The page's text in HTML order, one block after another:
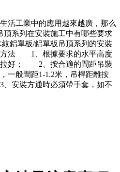
活工業中的應用越來越廣，那么
頂系列在安裝施工中有哪些要求
鋁單板/鋁單板吊頂系列的安裝
方法 1、根據要求的水平高度
拉好； 2、按合適的間距吊裝
一般間距1-1.2米，吊桿距離按
安裝方通時必須帶手套，如不